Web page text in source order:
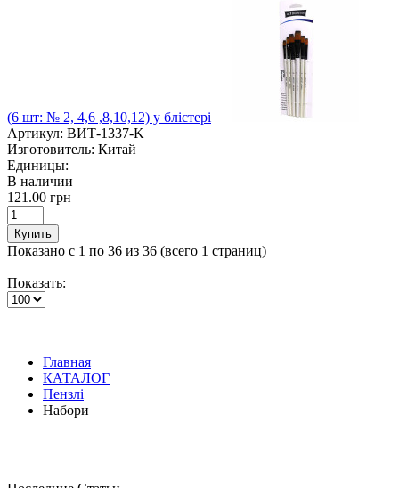
(6 шт: № 2, 4,6 ,8,10,12) у блістері
Артикул: ВИТ-1337-K
Изготовитель: Китай
Единицы:
В наличии
121.00 грн
Купить
Показано с 1 по 36 из 36 (всего 1 страниц)
Показать:
Главная
КАТАЛОГ
Пензлі
Набори